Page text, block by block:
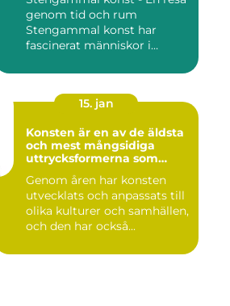
genom tid och rum
Stengammal konst har
fascinerat människor i
15. jan
Konsten är en av de äldsta
och mest mångsidiga
uttrycksformerna som
Genom åren har konsten
utvecklats och anpassats till
olika kulturer och samhällen,
och den har också...